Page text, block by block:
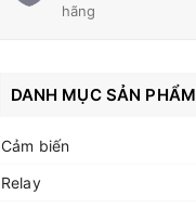
hãng
DANH MỤC SẢN PHẨM
Cảm biến
Relay